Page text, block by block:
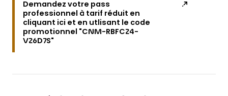
Demandez votre pass
professionnel à tarif réduit en
cliquant ici et en utlisant le code
promotionnel "CNM-RBFC24-
V26D7S"